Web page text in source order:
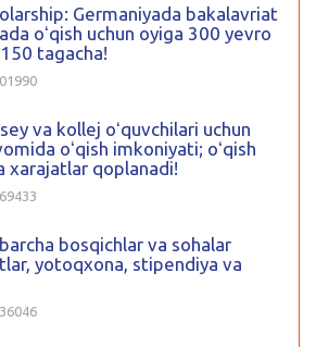
Germaniyada bakalavriat
oʻqish uchun oyiga 300 yevro
tagacha!
va kollej oʻquvchilari uchun
oʻqish imkoniyati; oʻqish
xarajatlar qoplanadi!
bosqichlar va sohalar
yotoqxona, stipendiya va